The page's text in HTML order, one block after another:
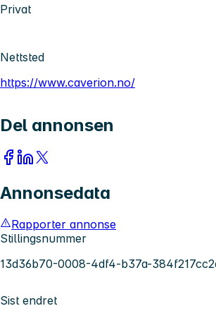
Privat
Nettsted
https://www.caverion.no/
Del annonsen
Annonsedata
Rapporter annonse
Stillingsnummer
13d36b70-0008-4df4-b37a-
Sist endret